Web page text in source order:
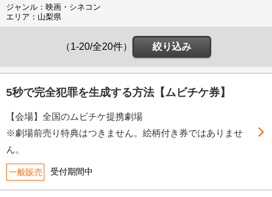
ジャンル：映画・シネコン
エリア：山梨県
（1-20/全20件） 絞り込み
5秒で完全犯罪を生成する方法【ムビチケ券】
【会場】全国のムビチケ提携劇場
※劇場前売り特典はつきません。絵柄付き券ではありませ
ん。
一般販売 受付期間中